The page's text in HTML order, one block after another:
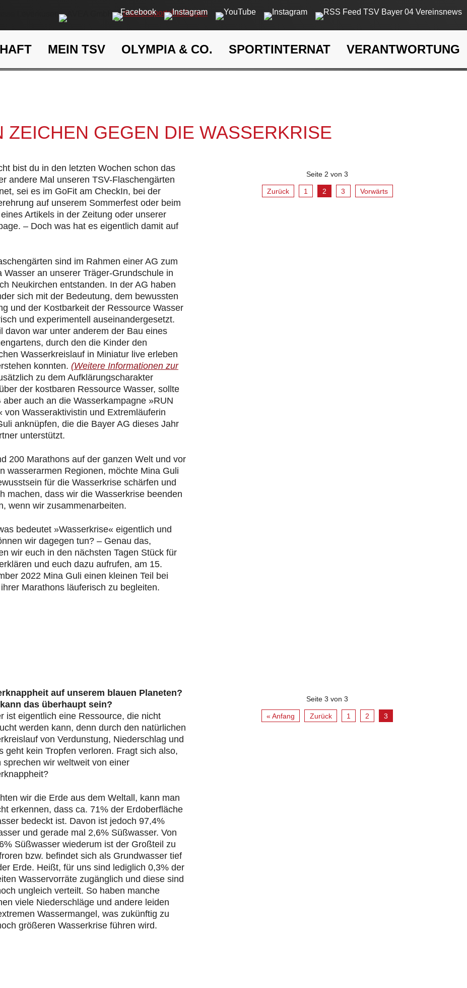
MEIN TSV OLYMPIA & CO. SPORTINTERNAT VERANTWORTUNG
ZEICHEN GEGEN DIE WASSERKRISE
bist du in den letzten Wochen schon das
andere Mal unseren TSV-Flaschengärten
sei es im GoFit am CheckIn, bei der
auf unserem Sommerfest oder beim
Artikels in der Zeitung oder unserer
– Doch was hat es eigentlich damit auf
sind im Rahmen einer AG zum
Wasser an unserer Träger-Grundschule in
Neukirchen entstanden. In der AG haben
sich mit der Bedeutung, dem bewussten
und der Kostbarkeit der Ressource Wasser
und experimentell auseinandergesetzt.
davon war unter anderem der Bau eines
durch den die Kinder den
Wasserkreislauf in Miniatur live erleben
konnten. (Weitere Informationen zur
zu dem Aufklärungscharakter
der kostbaren Ressource Wasser, sollte
aber auch an die Wasserkampagne »RUN
von Wasseraktivistin und Extremläuferin
anknüpfen, die die Bayer AG dieses Jahr
unterstützt.
200 Marathons auf der ganzen Welt und vor
wasserarmen Regionen, möchte Mina Guli
für die Wasserkrise schärfen und
machen, dass wir die Wasserkrise beenden
wenn wir zusammenarbeiten.
bedeutet »Wasserkrise« eigentlich und
wir dagegen tun? – Genau das,
wir euch in den nächsten Tagen Stück für
und euch dazu aufrufen, am 15.
2022 Mina Guli einen kleinen Teil bei
Marathons läuferisch zu begleiten.
Seite 2 von 3
Zurück 1 2 3 Vorwärts
auf unserem blauen Planeten?
das überhaupt sein?
ist eigentlich eine Ressource, die nicht
werden kann, denn durch den natürlichen
von Verdunstung, Niederschlag und
geht kein Tropfen verloren. Fragt sich also,
sprechen wir weltweit von einer
wir die Erde aus dem Weltall, kann man
erkennen, dass ca. 71% der Erdoberfläche
bedeckt ist. Davon ist jedoch 97,4%
und gerade mal 2,6% Süßwasser. Von
Süßwasser wiederum ist der Großteil zu
bzw. befindet sich als Grundwasser tief
Erde. Heißt, für uns sind lediglich 0,3% der
Wasservorräte zugänglich und diese sind
ungleich verteilt. So haben manche
viele Niederschläge und andere leiden
Wassermangel, was zukünftig zu
größeren Wasserkrise führen wird.
Seite 3 von 3
« Anfang Zurück 1 2 3